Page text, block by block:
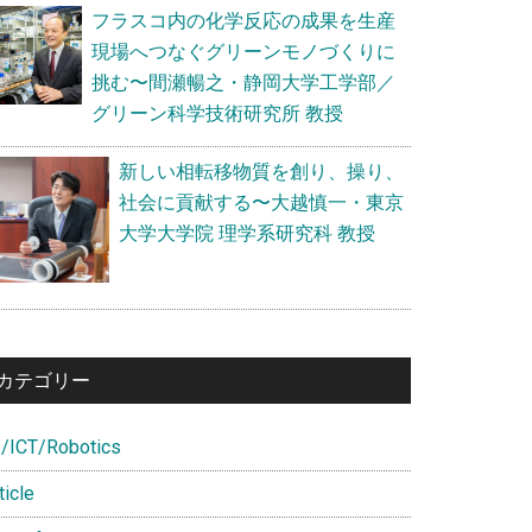
フラスコ内の化学反応の成果を生産
現場へつなぐグリーンモノづくりに
挑む〜間瀬暢之・静岡大学工学部／
グリーン科学技術研究所 教授
新しい相転移物質を創り、操り、
社会に貢献する〜大越慎一・東京
大学大学院 理学系研究科 教授
テゴリー
ICT/Robotics